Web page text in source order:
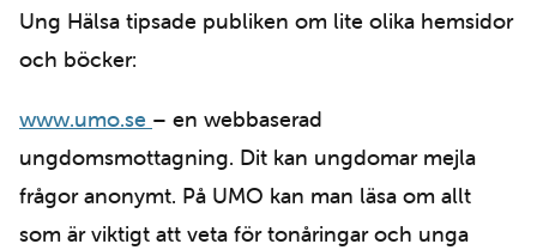
Ung Hälsa tipsade publiken om lite olika hemsidor
och böcker:
www.umo.se – en webbaserad
ungdomsmottagning. Dit kan ungdomar mejla
frågor anonymt. På UMO kan man läsa om allt
som är viktigt att veta för tonåringar och unga